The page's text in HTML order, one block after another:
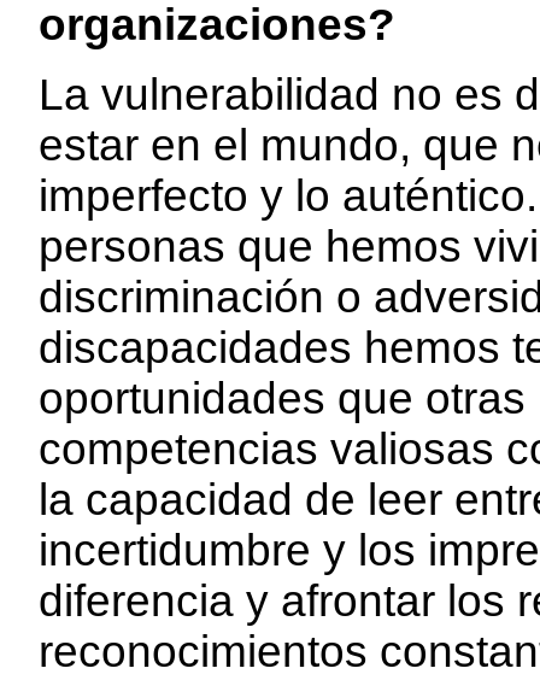
organizaciones?
La vulnerabilidad no es
estar en el mundo, que
imperfecto y lo
personas que hemos
discriminación o
discapacidades hemos
oportunidades que
competencias valiosas
la capacidad de leer
incertidumbre y los
diferencia y afrontar los
reconocimientos